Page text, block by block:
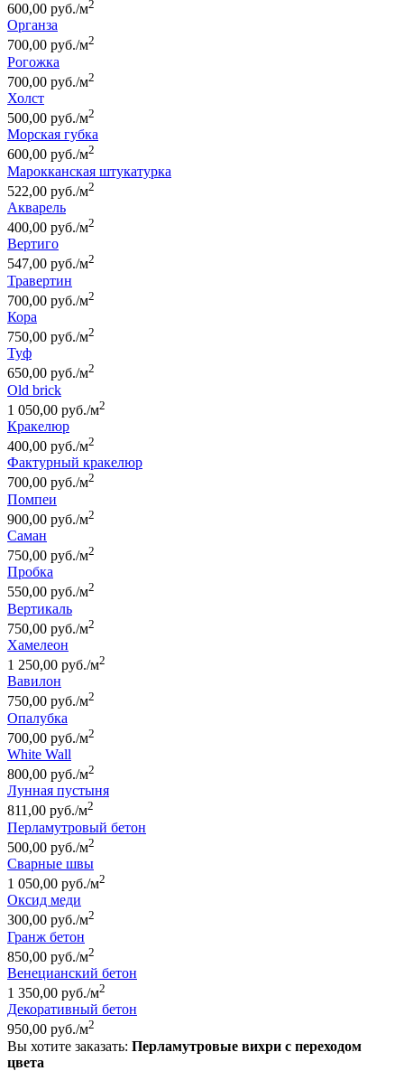
600,00 руб./м2
Органза
700,00 руб./м2
Рогожка
700,00 руб./м2
Холст
500,00 руб./м2
Морская губка
600,00 руб./м2
Марокканская штукатурка
522,00 руб./м2
Акварель
400,00 руб./м2
Вертиго
547,00 руб./м2
Травертин
700,00 руб./м2
Кора
750,00 руб./м2
Туф
650,00 руб./м2
Old brick
1 050,00 руб./м2
Кракелюр
400,00 руб./м2
Фактурный кракелюр
700,00 руб./м2
Помпеи
900,00 руб./м2
Саман
750,00 руб./м2
Пробка
550,00 руб./м2
Вертикаль
750,00 руб./м2
Хамелеон
1 250,00 руб./м2
Вавилон
750,00 руб./м2
Опалубка
700,00 руб./м2
White Wall
800,00 руб./м2
Лунная пустыня
811,00 руб./м2
Перламутровый бетон
500,00 руб./м2
Сварные швы
1 050,00 руб./м2
Оксид меди
300,00 руб./м2
Гранж бетон
850,00 руб./м2
Венецианский бетон
1 350,00 руб./м2
Декоративный бетон
950,00 руб./м2
Вы хотите заказать: Перламутровые вихри с переходом
цвета